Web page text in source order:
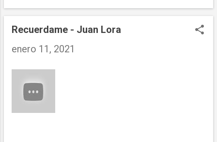
Recuerdame - Juan Lora
enero 11, 2021